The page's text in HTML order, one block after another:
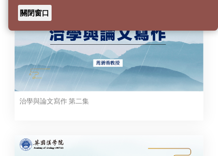
治學與論文寫作 第二集
關閉窗口